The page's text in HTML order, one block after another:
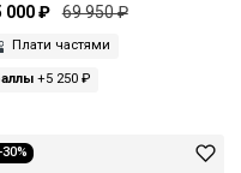
000 ₽ 69 950 ₽
Плати частями
+5 250 ₽
-30%